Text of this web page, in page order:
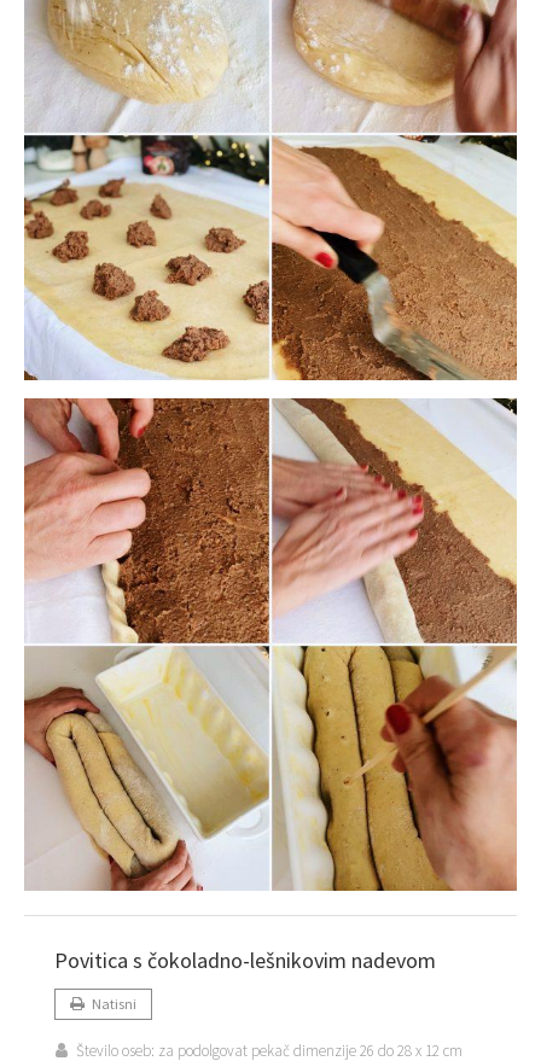
Povitica s čokoladno-lešnikovim nadevom
Natisni
Število oseb: za podolgovat pekač dimenzije 26 do 28 x 12 cm